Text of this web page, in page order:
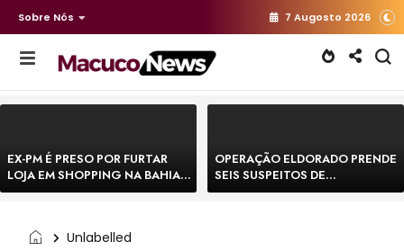
Sobre Nós 7 Augosto 2026
EX-PM É PRESO POR FURTAR
LOJA EM SHOPPING NA BAHIA E
ESCAPA CORRENDO DE
OPERAÇÃO ELDORADO PRENDE
SEIS SUSPEITOS DE
MOVIMENTAR R$ 25 MILHÕES
Unlabelled